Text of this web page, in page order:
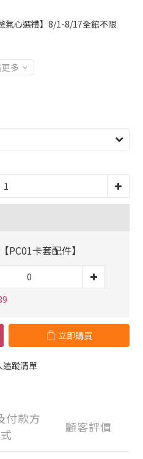
氣心選禮】8/1-8/17全館不限
多
PC01卡套配件】
立即購買
追蹤清單
付款方
式
顧客評價